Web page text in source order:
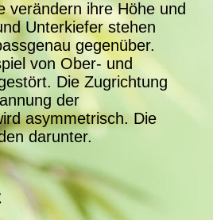
verändern ihre Höhe und
Unterkiefer stehen
gegenüber.
von Ober- und
. Die Zugrichtung
der
asymmetrisch. Die
darunter.